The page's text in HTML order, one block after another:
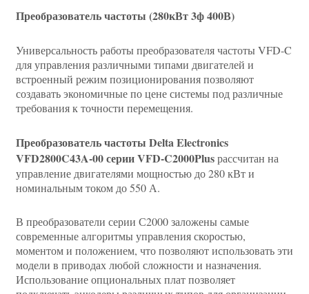
Преобразователь частоты (280кВт 3ф 400В)
Универсальность работы преобразователя частоты VFD-C
для управления различными типами двигателей и
встроенный режим позиционирования позволяют
создавать экономичные по цене системы под различные
требования к точности перемещения.
Преобразователь частоты Delta Electronics
VFD2800C43A-00 серии VFD-C2000Plusрассчитан на
управление двигателями мощностью до 280 кВт и
номинальным током до 550 А.
В преобразователи серии С2000 заложены самые
современные алгоритмы управления скоростью,
моментом и положением, что позволяют использовать эти
модели в приводах любой сложности и назначения.
Использование опциональных плат позволяет